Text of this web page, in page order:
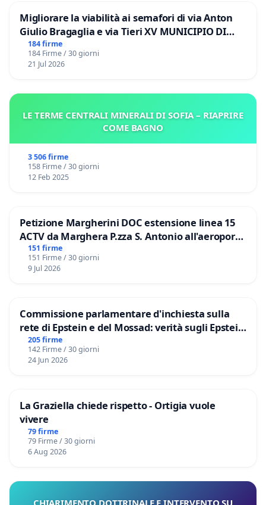
Migliorare la viabilità ai semafori di via Anton
Giulio Bragaglia e via Tieri XV MUNICIPIO DI
ROMA
184 firme
184 Firme / 30 giorni
21 Jul 2026
LE TERME CENTRALI MINERALI DI SOFIA – RIAPRIRE
COME BAGNO
3 506 firme
158 Firme / 30 giorni
12 Feb 2025
Petizione Margherini DOC estensione linea 15
ACTV da Marghera P.zza S. Antonio all'aeroporto
Marco Polo tariffa a € 1,50
151 firme
151 Firme / 30 giorni
9 Jul 2026
Commissione parlamentare d'inchiesta sulla
rete di Epstein e del Mossad: verità sugli Epstein
Files
205 firme
142 Firme / 30 giorni
24 Jun 2026
La Graziella chiede rispetto - Ortigia vuole
vivere
79 firme
79 Firme / 30 giorni
6 Aug 2026